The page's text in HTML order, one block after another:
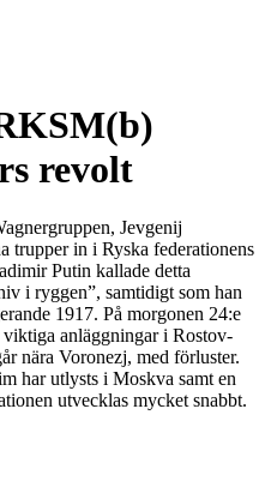
revolt
Jevgenij
trupper in i Ryska federationens
Putin kallade detta
i ryggen”, samtidigt som han
1917. På morgonen 24:e
anläggningar i Rostov-
nära Voronezj, med förluster.
har utlysts i Moskva samt en
utvecklas mycket snabbt.